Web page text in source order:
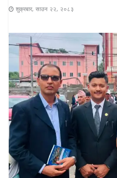
शुक्रबार, साउन २२, २०८३